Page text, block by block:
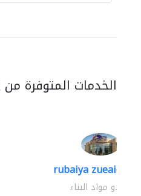
الخدمات المتوفرة
rubaiya zueaid
موردو مواد البناء